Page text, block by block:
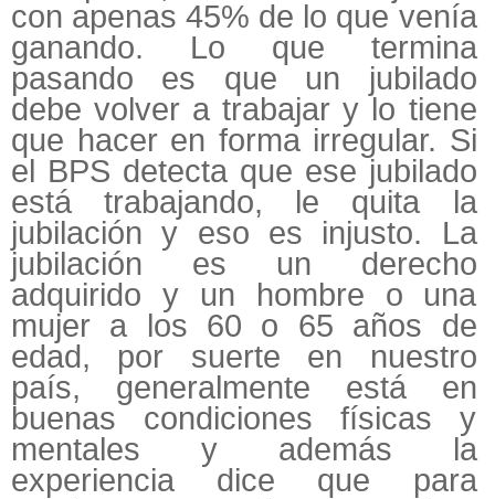
con apenas 45% de lo que venía
ganando. Lo que termina
pasando es que un jubilado
debe volver a trabajar y lo tiene
que hacer en forma irregular. Si
el BPS detecta que ese jubilado
está trabajando, le quita la
jubilación y eso es injusto. La
jubilación es un derecho
adquirido y un hombre o una
mujer a los 60 o 65 años de
edad, por suerte en nuestro
país, generalmente está en
buenas condiciones físicas y
mentales y además la
experiencia dice que para